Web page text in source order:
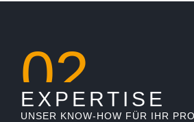
02
EXPERTISE
UNSER KNOW-HOW FÜR IHR